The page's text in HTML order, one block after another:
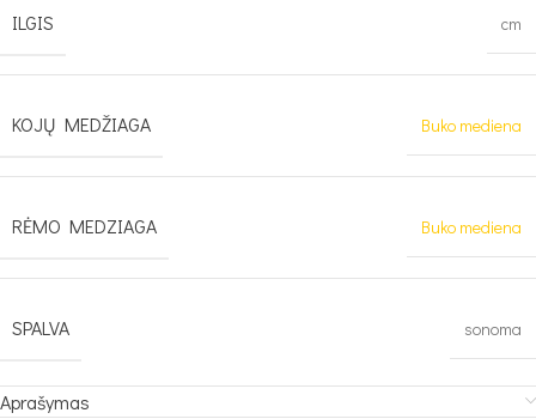
ILGIS cm
KOJŲ MEDŽIAGA Buko mediena
RĖMO MEDZIAGA Buko mediena
SPALVA sonoma
Aprašymas